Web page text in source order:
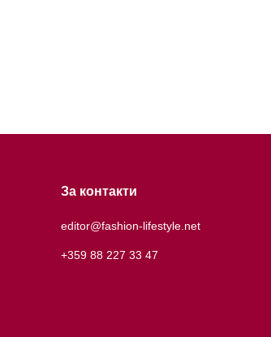
За контакти
editor@fashion-lifestyle.net
+359 88 227 33 47